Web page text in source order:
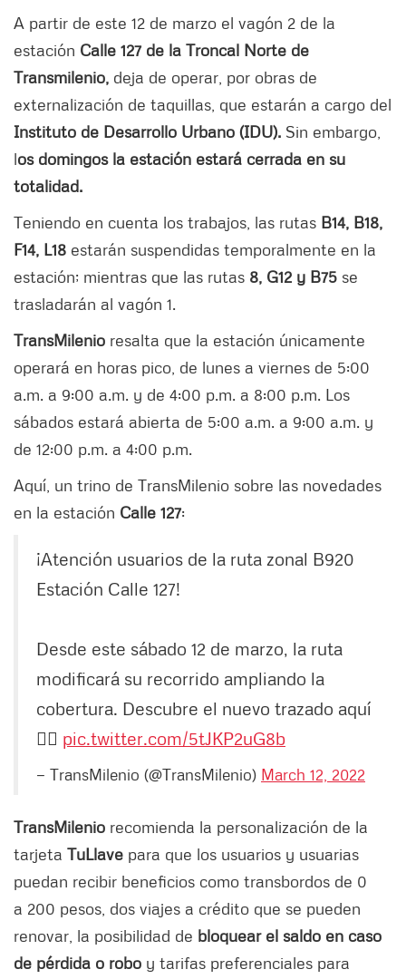
A partir de este 12 de marzo el vagón 2 de la
estación Calle 127 de la Troncal Norte de
Transmilenio, deja de operar, por obras de
externalización de taquillas, que estarán a cargo del
Instituto de Desarrollo Urbano (IDU). Sin embargo,
los domingos la estación estará cerrada en su
totalidad.
Teniendo en cuenta los trabajos, las rutas B14, B18,
F14, L18 estarán suspendidas temporalmente en la
estación; mientras que las rutas 8, G12 y B75 se
trasladarán al vagón 1.
TransMilenio resalta que la estación únicamente
operará en horas pico, de lunes a viernes de 5:00
a.m. a 9:00 a.m. y de 4:00 p.m. a 8:00 p.m. Los
sábados estará abierta de 5:00 a.m. a 9:00 a.m. y
de 12:00 p.m. a 4:00 p.m.
Aquí, un trino de TransMilenio sobre las novedades
en la estación Calle 127:
¡Atención usuarios de la ruta zonal B920
Estación Calle 127!
Desde este sábado 12 de marzo, la ruta
modificará su recorrido ampliando la
cobertura. Descubre el nuevo trazado aquí
👇🏻 pic.twitter.com/5tJKP2uG8b
— TransMilenio (@TransMilenio) March 12, 2022
TransMilenio recomienda la personalización de la
tarjeta TuLlave para que los usuarios y usuarias
puedan recibir beneficios como transbordos de 0
a 200 pesos, dos viajes a crédito que se pueden
renovar, la posibilidad de bloquear el saldo en caso
de pérdida o robo y tarifas preferenciales para